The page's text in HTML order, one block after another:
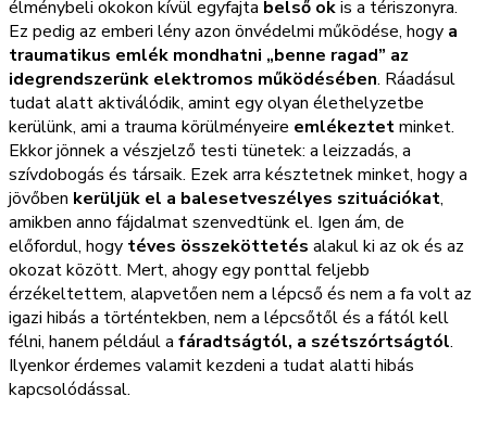
élménybeli okokon kívül egyfajta belső okis a tériszonyra.
Ez pedig az emberi lény azon önvédelmi működése, hogy a
traumatikus emlék mondhatni „benne ragad” az
idegrendszerünk elektromos működésében. Ráadásul
tudat alatt aktiválódik, amint egy olyan élethelyzetbe
kerülünk, ami a trauma körülményeire emlékeztetminket.
Ekkor jönnek a vészjelző testi tünetek: a leizzadás, a
szívdobogás és társaik. Ezek arra késztetnek minket, hogy a
jövőben kerüljük el a balesetveszélyes szituációkat,
amikben anno fájdalmat szenvedtünk el. Igen ám, de
előfordul, hogy téves összeköttetés alakul ki az ok és az
okozat között. Mert, ahogy egy ponttal feljebb
érzékeltettem, alapvetően nem a lépcső és nem a fa volt az
igazi hibás a történtekben, nem a lépcsőtől és a fától kell
félni, hanem például a fáradtságtól, a szétszórtságtól.
Ilyenkor érdemes valamit kezdeni a tudat alatti hibás
kapcsolódással.